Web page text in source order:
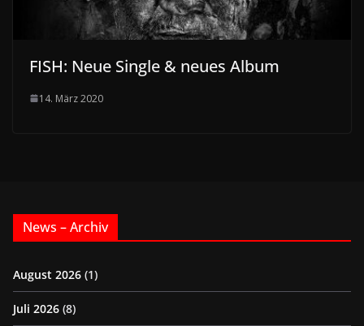
FISH: Neue Single & neues Album
14. März 2020
News – Archiv
August 2026 (1)
Juli 2026 (8)